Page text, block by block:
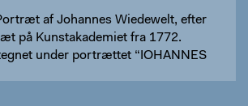
af Johannes Wiedewelt, efter
på Kunstakademiet fra 1772.
under portrættet “IOHANNES